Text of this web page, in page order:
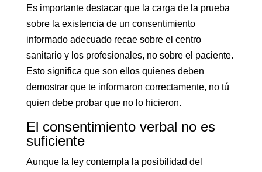
Es importante destacar que la carga de la prueba
sobre la existencia de un consentimiento
informado adecuado recae sobre el centro
sanitario y los profesionales, no sobre el paciente.
Esto significa que son ellos quienes deben
demostrar que te informaron correctamente, no tú
quien debe probar que no lo hicieron.
El consentimiento verbal no es
suficiente
Aunque la ley contempla la posibilidad del